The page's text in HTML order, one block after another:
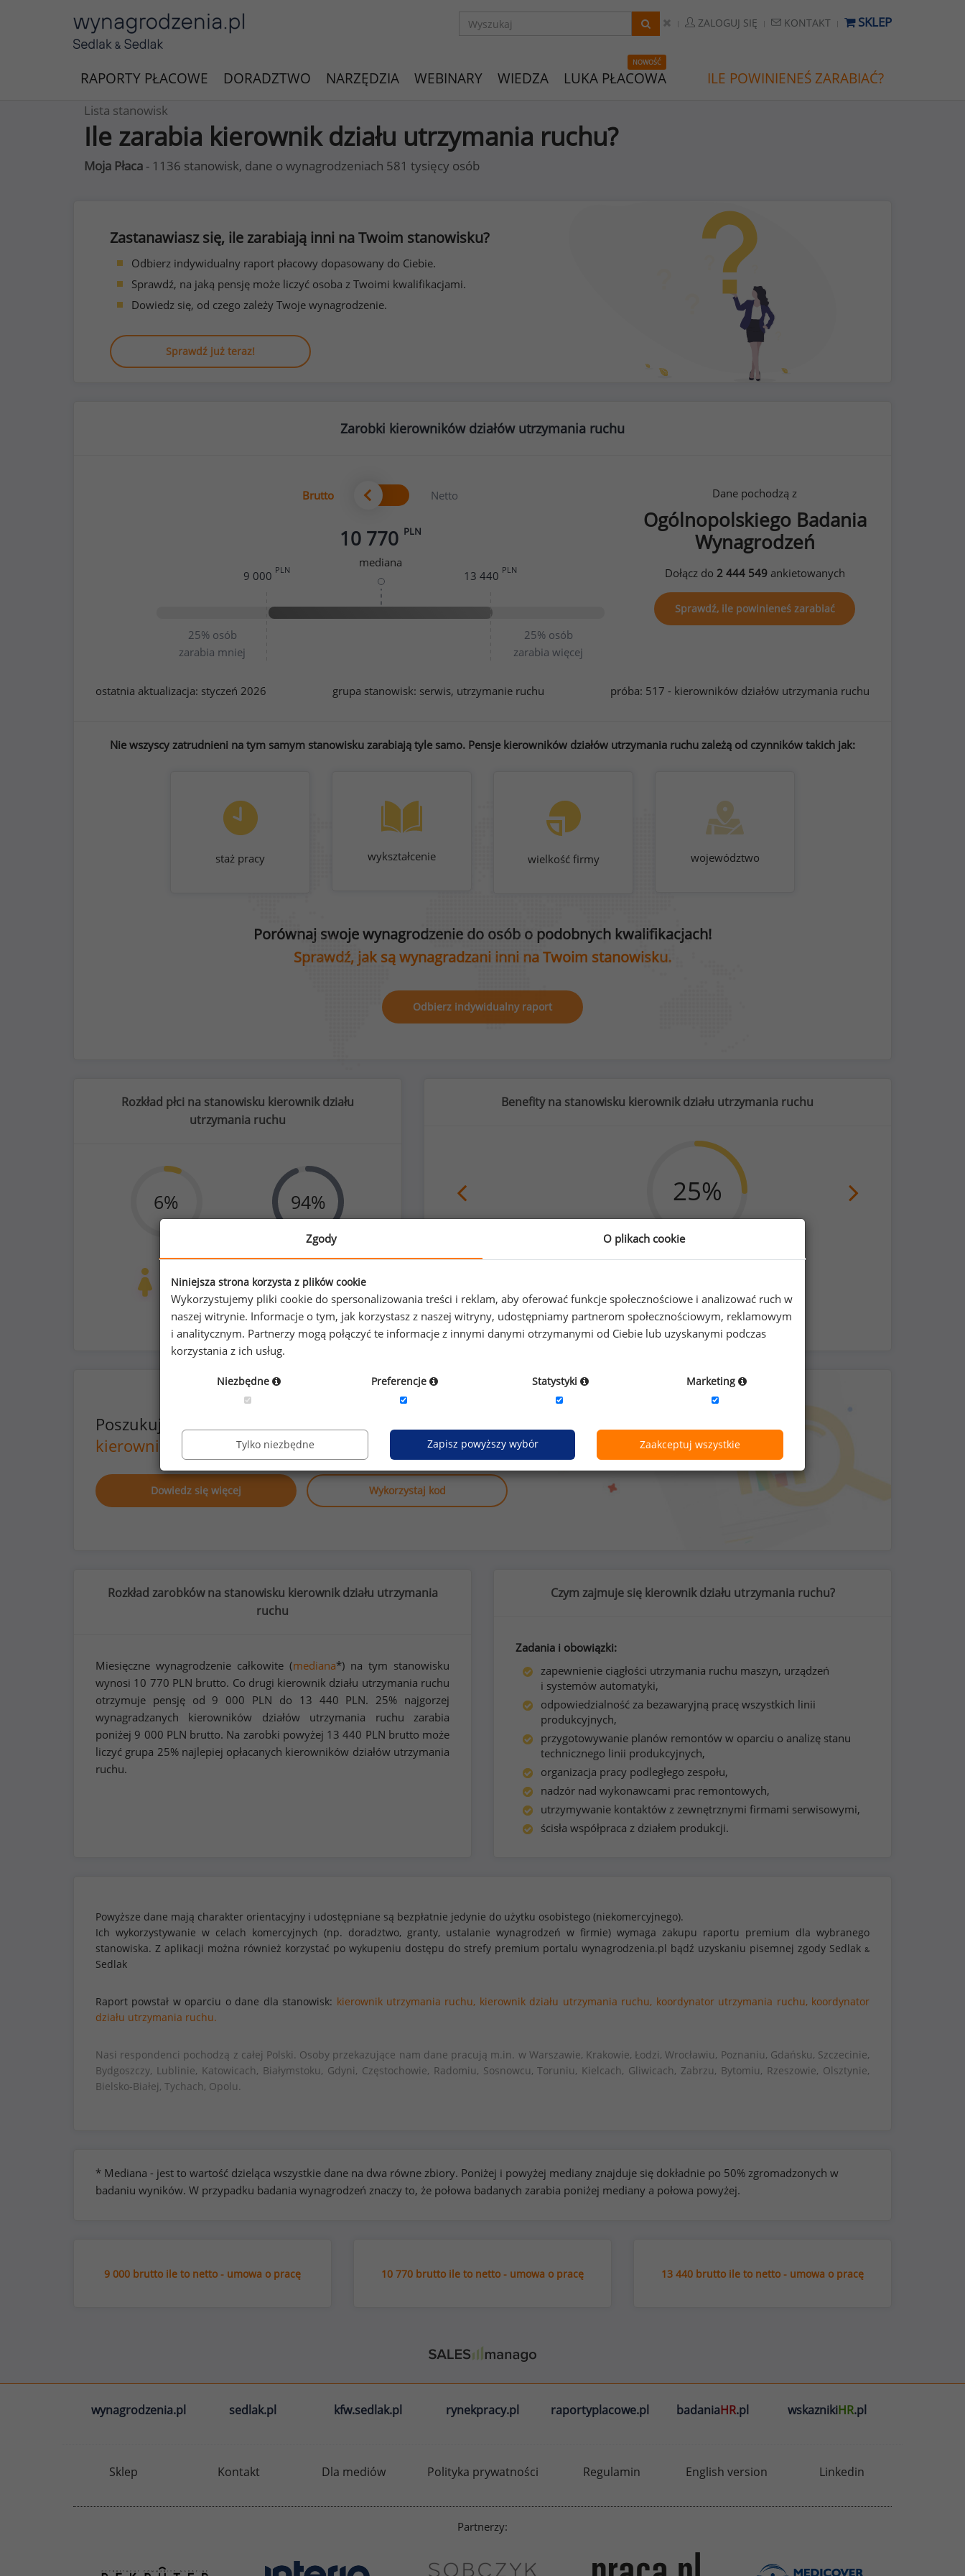
ZALOGUJ SIĘ KONTAKT SKLEP
RAPORTY PŁACOWE DORADZTWO NARZĘDZIA WEBINARY WIEDZA
NOWOŚĆ
LUKA PŁACOWA ILE POWINIENEŚ ZARABIAĆ?
Lista stanowisk
Ile zarabia kierownik działu utrzymania ruchu?
Moja Płaca - 1136 stanowisk, dane o wynagrodzeniach 581 tysięcy osób
Zastanawiasz się, ile zarabiają inni na Twoim stanowisku?
Odbierz indywidualny raport płacowy dopasowany do Ciebie.
Sprawdź, na jaką pensję może liczyć osoba z Twoimi kwalifikacjami.
Dowiedz się, od czego zależy Twoje wynagrodzenie.
Sprawdź już teraz!
Zarobki kierowników działów utrzymania ruchu
Brutto Netto
10 770 PLN
mediana
25% osób
zarabia mniej
25% osób
zarabia więcej
9 000 PLN 13 440 PLN
Dane pochodzą z
Ogólnopolskiego Badania
Wynagrodzeń
Dołącz do 2 444 549ankietowanych
Sprawdź, ile powinieneś zarabiać
ostatnia aktualizacja: styczeń 2026 grupa stanowisk: serwis, utrzymanie ruchu próba: 517 - kierowników działów utrzymania ruchu
Nie wszyscy zatrudnieni na tym samym stanowisku zarabiają tyle samo. Pensje kierowników działów utrzymania ruchu zależą od czynników takich jak:
staż pracy wykształcenie wielkość firmy województwo
Porównaj swoje wynagrodzenie do osób o podobnych kwalifikacjach!
Sprawdź, jak są wynagradzani inni na Twoim stanowisku.
Odbierz indywidualny raport
Rozkład płci na stanowisku kierownik działu
utrzymania ruchu
6%
31
94%
486
Benefity na stanowisku kierownik działu utrzymania ruchu
telefon komórkowy do użytku prywatnego
%
Poszukujesz szczegółowych danych o wynagrodzeniach
kierowników działów utrzymania ruchu
lub na innych stanowiskach?
Dowiedz się więcej Wykorzystaj kod
Rozkład zarobków na stanowisku kierownik działu utrzymania
ruchu
Miesięczne wynagrodzenie całkowite (mediana*) na tym stanowisku
wynosi 10 770 PLN brutto. Co drugi kierownik działu utrzymania ruchu
otrzymuje pensję od 9 000 PLN do 13 440 PLN. 25% najgorzej
wynagradzanych kierowników działów utrzymania ruchu zarabia
poniżej 9 000 PLN brutto. Na zarobki powyżej 13 440 PLN brutto może
liczyć grupa 25% najlepiej opłacanych kierowników działów utrzymania
ruchu.
Czym zajmuje się kierownik działu utrzymania ruchu?
Zadania i obowiązki:
zapewnienie ciągłości utrzymania ruchu maszyn, urządzeń
i systemów automatyki,
odpowiedzialność za bezawaryjną pracę wszystkich linii
produkcyjnych,
przygotowywanie planów remontów w oparciu o analizę stanu
technicznego linii produkcyjnych,
organizacja pracy podległego zespołu,
nadzór nad wykonawcami prac remontowych,
utrzymywanie kontaktów z zewnętrznymi firmami serwisowymi,
ścisła współpraca z działem produkcji.
Powyższe dane mają charakter orientacyjny i udostępniane są bezpłatnie jedynie do użytku osobistego (niekomercyjnego).
Ich wykorzystywanie w celach komercyjnych (np. doradztwo, granty, ustalanie wynagrodzeń w firmie) wymaga zakupu raportu premium dla wybranego
stanowiska. Z aplikacji można również korzystać po wykupeniu dostępu do strefy premium portalu wynagrodzenia.pl bądź uzyskaniu pisemnej zgody Sedlak &
Sedlak
Raport powstał w oparciu o dane dla stanowisk: kierownik utrzymania ruchu, kierownik działu utrzymania ruchu, koordynator utrzymania ruchu, koordynator
działu utrzymania ruchu.
Nasi respondenci pochodzą z całej Polski. Osoby przekazujące nam dane pracują m.in. w Warszawie, Krakowie, Łodzi, Wrocławiu, Poznaniu, Gdańsku, Szczecinie,
Bydgoszczy, Lublinie, Katowicach, Białymstoku, Gdyni, Częstochowie, Radomiu, Sosnowcu, Toruniu, Kielcach, Gliwicach, Zabrzu, Bytomiu, Rzeszowie, Olsztynie,
Bielsko-Białej, Tychach, Opolu.
* Mediana - jest to wartość dzieląca wszystkie dane na dwa równe zbiory. Poniżej i powyżej mediany znajduje się dokładnie po 50% zgromadzonych w
badaniu wyników. W przypadku badania wynagrodzeń znaczy to, że połowa badanych zarabia poniżej mediany a połowa powyżej.
9 000 brutto ile to netto - umowa o pracę 10 770 brutto ile to netto - umowa o pracę 13 440 brutto ile to netto - umowa o pracę
wynagrodzenia.pl sedlak.pl kfw.sedlak.pl rynekpracy.pl raportyplacowe.pl badaniaHR.pl wskaznikiHR.pl
Sklep Kontakt Dla mediów Polityka prywatności Regulamin English version Linkedin
Partnerzy:
Zgody O plikach cookie
Niniejsza strona korzysta z plików cookie
Wykorzystujemy pliki cookie do spersonalizowania treści i reklam, aby oferować funkcje społecznościowe i analizować ruch w
naszej witrynie. Informacje o tym, jak korzystasz z naszej witryny, udostępniamy partnerom społecznościowym, reklamowym
i analitycznym. Partnerzy mogą połączyć te informacje z innymi danymi otrzymanymi od Ciebie lub uzyskanymi podczas
korzystania z ich usług.
Niezbędne Preferencje Statystyki Marketing
Tylko niezbędne Zapisz powyższy wybór Zaakceptuj wszystkie